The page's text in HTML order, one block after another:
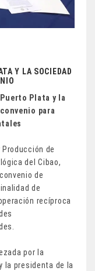
Y LA SOCIEDAD
Plata y la
para
Producción de
del Cibao,
de
de
recíproca
por la
la presidenta de la